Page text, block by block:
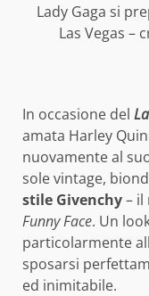
Lady Gaga si
Las Vegas –
In occasione del
amata Harley
nuovamente al
sole vintage,
stile Givenchy– il
Funny Face. Un
particolarmente
sposarsi
ed inimitabile.